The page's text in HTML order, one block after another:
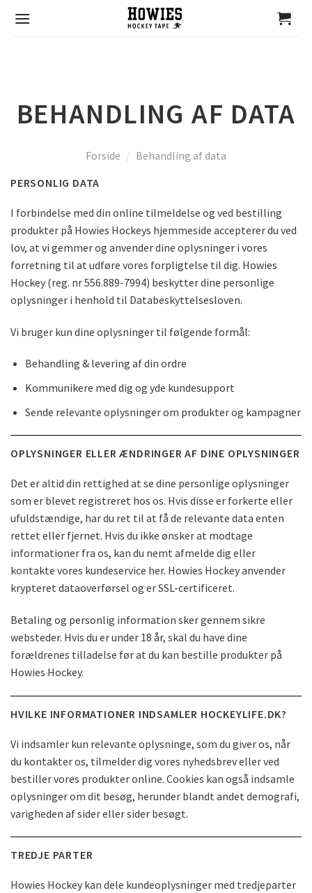
BEHANDLING AF DATA
Forside / Behandling af data
PERSONLIG DATA
I forbindelse med din online tilmeldelse og ved bestilling
produkter på Howies Hockeys hjemmeside accepterer du ved
lov, at vi gemmer og anvender dine oplysninger i vores
forretning til at udføre vores forpligtelse til dig. Howies
Hockey (reg. nr 556.889-7994) beskytter dine personlige
oplysninger i henhold til Databeskyttelsesloven.
Vi bruger kun dine oplysninger til følgende formål:
Behandling & levering af din ordre
Kommunikere med dig og yde kundesupport
Sende relevante oplysninger om produkter og kampagner
OPLYSNINGER ELLER ÆNDRINGER AF DINE OPLYSNINGER
Det er altid din rettighed at se dine personlige oplysninger
som er blevet registreret hos os. Hvis disse er forkerte eller
ufuldstændige, har du ret til at få de relevante data enten
rettet eller fjernet. Hvis du ikke ønsker at modtage
informationer fra os, kan du nemt afmelde dig eller
kontakte vores kundeservice her. Howies Hockey anvender
krypteret dataoverførsel og er SSL-certificeret.
Betaling og personlig information sker gennem sikre
websteder. Hvis du er under 18 år, skal du have dine
forældrenes tilladelse før at du kan bestille produkter på
Howies Hockey.
HVILKE INFORMATIONER INDSAMLER HOCKEYLIFE.DK?
Vi indsamler kun relevante oplysninge, som du giver os, når
du kontakter os, tilmelder dig vores nyhedsbrev eller ved
bestiller vores produkter online. Cookies kan også indsamle
oplysninger om dit besøg, herunder blandt andet demografi,
varigheden af ​​sider eller sider besøgt.
TREDJE PARTER
Howies Hockey kan dele kundeoplysninger med tredjeparter